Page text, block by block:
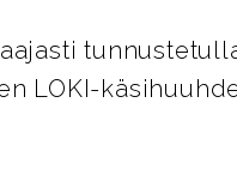
LOKI-